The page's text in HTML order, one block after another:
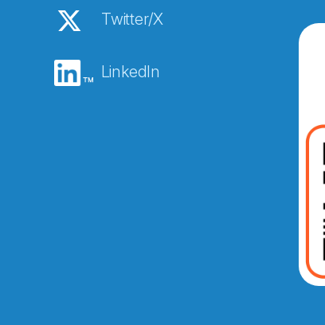
Twitter/X
LinkedIn
Abonnér på